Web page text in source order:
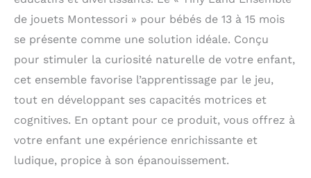
de jouets Montessori » pour bébés de 13 à 15 mois
se présente comme une solution idéale. Conçu
pour stimuler la curiosité naturelle de votre enfant,
cet ensemble favorise l’apprentissage par le jeu,
tout en développant ses capacités motrices et
cognitives. En optant pour ce produit, vous offrez à
votre enfant une expérience enrichissante et
ludique, propice à son épanouissement.